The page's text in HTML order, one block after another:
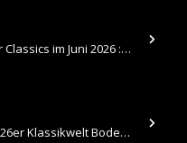
​Hallo , Hier sind die Bilder vom Older Classics im Juni 2026 : https://up.picr.de/51155940wd.jpg https://up.pic
Hallo , Hier sind nun meine Bilder 2026er Klassikwelt Bodensee 😀 https://up.picr.de/51125547rb.jpg https://up.pi